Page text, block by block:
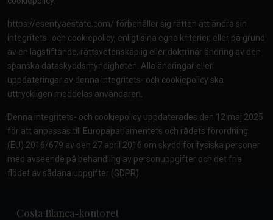
https://esentyaestate.com/ förbehåller sig rätten att ändra sin
integritets- och cookiepolicy, enligt sina egna kriterier, eller på grund
av en lagstiftande, rättsvetenskaplig eller doktrinär ändring av den
spanska dataskyddsmyndigheten. Alla ändringar eller
uppdateringar av denna integritets- och cookiepolicy ska
uttryckligen meddelas användaren.
Denna integritets- och cookiepolicy uppdaterades den 12 maj 2025
för att anpassas till Europaparlamentets och rådets förordning
(EU) 2016/679 av den 27 april 2016 om skydd för fysiska personer
med avseende på behandling av personuppgifter och det fria
flödet av sådana uppgifter (GDPR).
Costa Blanca-kontoret